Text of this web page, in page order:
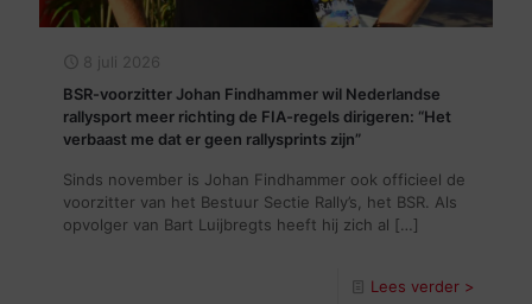
8 juli 2026
BSR-voorzitter Johan Findhammer wil Nederlandse
rallysport meer richting de FIA-regels dirigeren: “Het
verbaast me dat er geen rallysprints zijn”
Sinds november is Johan Findhammer ook officieel de
voorzitter van het Bestuur Sectie Rally’s, het BSR. Als
opvolger van Bart Luijbregts heeft hij zich al […]
Lees verder >